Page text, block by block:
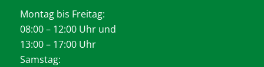
Montag bis Freitag:
08:00 – 12:00 Uhr und
13:00 – 17:00 Uhr
Samstag: